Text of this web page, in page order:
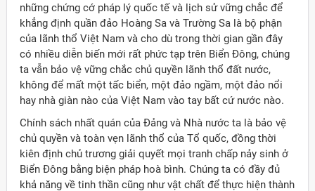
những chứng cớ pháp lý quốc tế và lịch sử vững chắc để
khẳng định quần đảo Hoàng Sa và Trường Sa là bộ phận
của lãnh thổ Việt Nam và cho dù trong thời gian gần đây
có nhiều diễn biến mới rất phức tạp trên Biển Đông, chúng
ta vẫn bảo vệ vững chắc chủ quyền lãnh thổ đất nước,
không để mất một tấc biển, một đảo ngầm, một đảo nổi
hay nhà giàn nào của Việt Nam vào tay bất cứ nước nào.
Chính sách nhất quán của Đảng và Nhà nước ta là bảo vệ
chủ quyền và toàn vẹn lãnh thổ của Tổ quốc, đồng thời
kiên định chủ trương giải quyết mọi tranh chấp nảy sinh ở
Biển Đông bằng biện pháp hoà bình. Chúng ta có đầy đủ
khả năng về tinh thần cũng như vật chất để thực hiện thành